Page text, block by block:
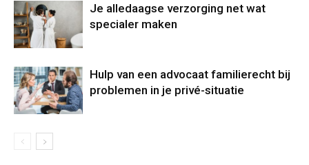
Je alledaagse verzorging net wat
specialer maken
Hulp van een advocaat familierecht bij
problemen in je privé-situatie